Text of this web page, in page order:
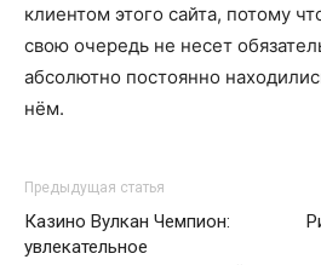
клиентом этого сайта, потому
свою очередь не несет
абсолютно постоянно
нём.
Предыдущая статья
Казино Вулкан Чемпион:
увлекательное